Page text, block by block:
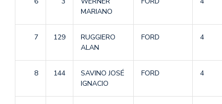
MARIANO
7 129
RUGGIERO
ALAN
FORD 4
8 144
SAVINO JOSÉ
IGNACIO
FORD 4